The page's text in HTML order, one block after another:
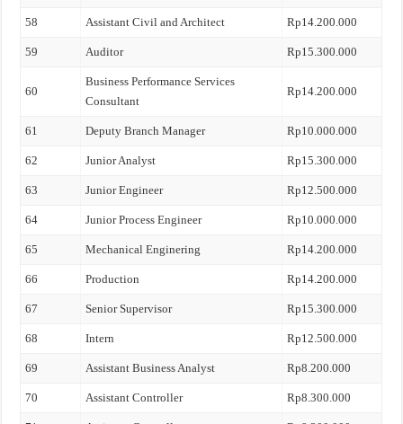
58 Assistant Civil and Architect Rp14.200.000
59 Auditor Rp15.300.000
60
Business Performance Services
Consultant
Rp14.200.000
61 Deputy Branch Manager Rp10.000.000
62 Junior Analyst Rp15.300.000
63 Junior Engineer Rp12.500.000
64 Junior Process Engineer Rp10.000.000
65 Mechanical Enginering Rp14.200.000
66 Production Rp14.200.000
67 Senior Supervisor Rp15.300.000
68 Intern Rp12.500.000
69 Assistant Business Analyst Rp8.200.000
70 Assistant Controller Rp8.300.000